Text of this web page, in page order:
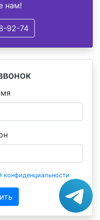
нам!
92-74
конфиденциальности